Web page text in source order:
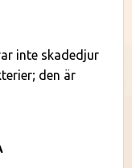
inte skadedjur
den är